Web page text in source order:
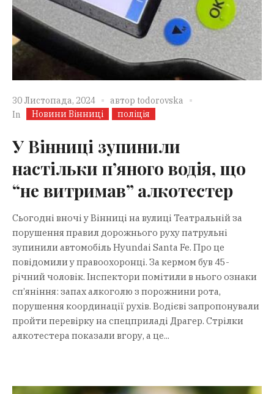
30 Листопада, 2024 автор todorovska
In
Новини Вінниці поліція
У Вінниці зупинили
настільки п’яного водія, що
“не витримав” алкотестер
Сьогодні вночі у Вінниці на вулиці Театральній за
порушення правил дорожнього руху патрульні
зупинили автомобіль Hyundai Santa Fe. Про це
повідомили у правоохоронці. За кермом був 45-
річний чоловік. Інспектори помітили в нього ознаки
сп’яніння: запах алкоголю з порожнини рота,
порушення координації рухів. Водієві запропонували
пройти перевірку на спецприладі Драгер. Стрілки
алкотестера показали вгору, а це...